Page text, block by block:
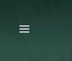
content